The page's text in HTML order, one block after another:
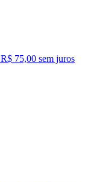
R$ 75,00 sem juros